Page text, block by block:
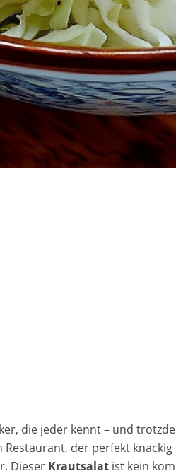
die jeder kennt – und
der perfekt
Dieser Krautsalat ist kein